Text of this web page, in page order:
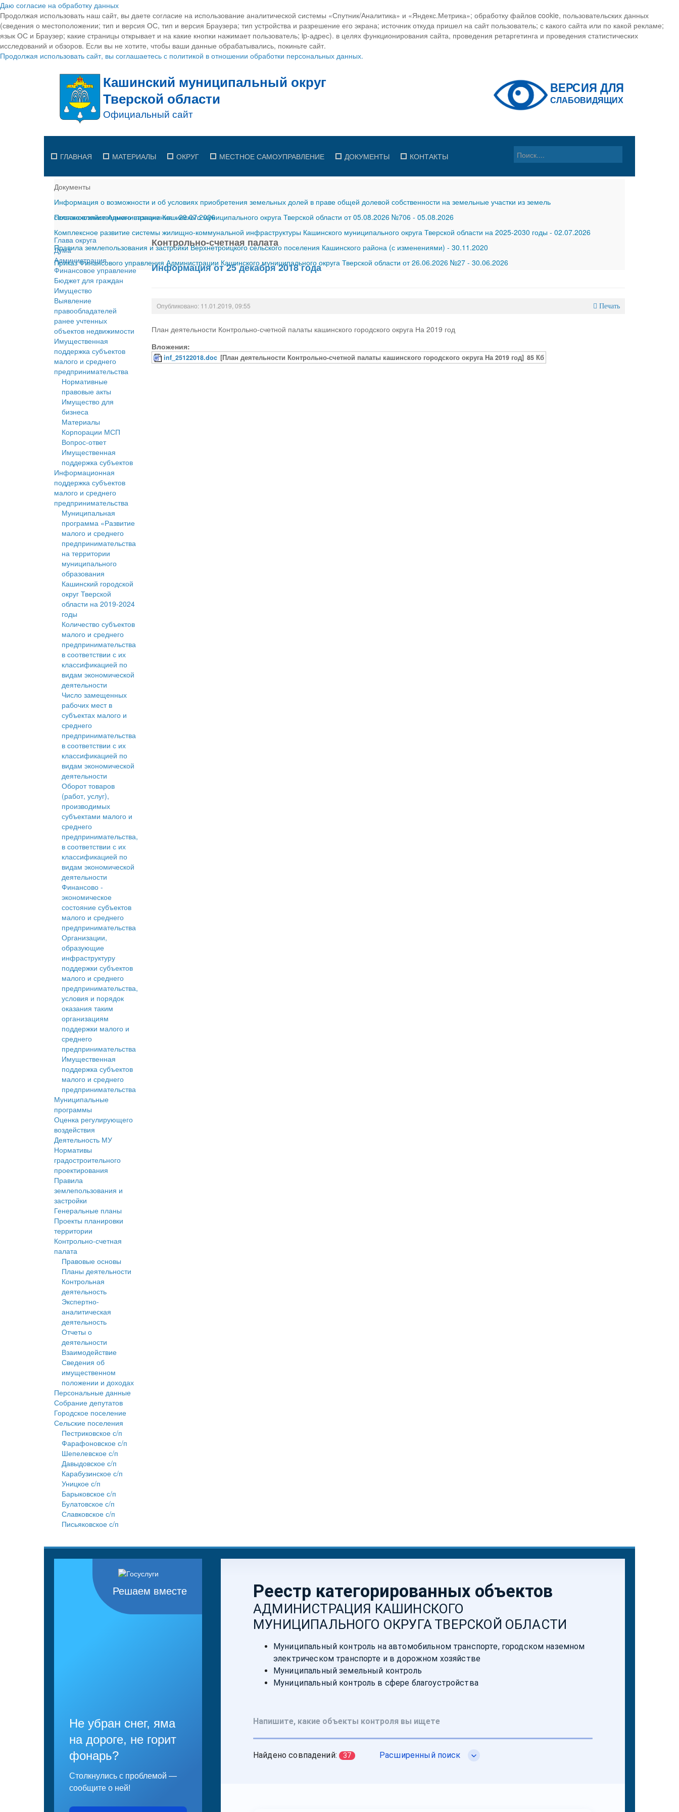
Даю согласие на обработку данных
Продолжая использовать наш сайт, вы даете согласие на использование аналитической системы «Спутник/Аналитика» и «Яндекс.Метрика»; обработку файлов cookie, пользовательских данных
(сведения о местоположении; тип и версия ОС, тип и версия Браузера; тип устройства и разрешение его экрана; источник откуда пришел на сайт пользователь; с какого сайта или по какой рекламе;
язык ОС и Браузер; какие страницы открывает и на какие кнопки нажимает пользователь; ip-адрес). в целях функционирования сайта, проведения ретаргетинга и проведения статистических
исследований и обзоров. Если вы не хотите, чтобы ваши данные обрабатывались, покиньте сайт.
Продолжая использовать сайт, вы соглашаетесь с политикой в отношении обработки персональных данных.
ГЛАВНАЯ МАТЕРИАЛЫ ОКРУГ МЕСТНОЕ САМОУПРАВЛЕНИЕ ДОКУМЕНТЫ КОНТАКТЫ
Документы
Информация о возможности и об условиях приобретения земельных долей в праве общей долевой собственности на земельные участки из земель
сельскохозяйственного назначения-29.07.2026
Постановление Администрации Кашинского муниципального округа Тверской области от 05.08.2026 №706 - 05.08.2026
Комплексное развитие системы жилищно-коммунальной инфраструктуры Кашинского муниципального округа Тверской области на 2025-2030 годы - 02.07.2026
Правила землепользования и застройки Верхнетроицкого сельского поселения Кашинского района (с изменениями) - 30.11.2020
Приказ Финансового управления Администрации Кашинского муниципального округа Тверской области от 26.06.2026 №27 - 30.06.2026
Глава округа
Дума
Администрация
Финансовое управление
Бюджет для граждан
Имущество
Выявление
правообладателей
ранее учтенных
объектов недвижимости
Имущественная
поддержка субъектов
малого и среднего
предпринимательства
Нормативные
правовые акты
Имущество для
бизнеса
Материалы
Корпорации МСП
Вопрос-ответ
Имущественная
поддержка субъектов
Информационная
поддержка субъектов
малого и среднего
предпринимательства
Муниципальная
программа «Развитие
малого и среднего
предпринимательства
на территории
муниципального
образования
Кашинский городской
округ Тверской
области на 2019-2024
годы
Количество субъектов
малого и среднего
предпринимательства
в соответствии с их
классификацией по
видам экономической
деятельности
Число замещенных
рабочих мест в
субъектах малого и
среднего
предпринимательства
в соответствии с их
классификацией по
видам экономической
деятельности
Оборот товаров
(работ, услуг),
производимых
субъектами малого и
среднего
предпринимательства,
в соответствии с их
классификацией по
видам экономической
деятельности
Финансово -
экономическое
состояние субъектов
малого и среднего
предпринимательства
Организации,
образующие
инфраструктуру
поддержки субъектов
малого и среднего
предпринимательства,
условия и порядок
оказания таким
организациям
поддержки малого и
среднего
предпринимательства
Имущественная
поддержка субъектов
малого и среднего
предпринимательства
Муниципальные
программы
Оценка регулирующего
воздействия
Деятельность МУ
Нормативы
градостроительного
проектирования
Правила
землепользования и
застройки
Генеральные планы
Проекты планировки
территории
Контрольно-счетная
палата
Правовые основы
Планы деятельности
Контрольная
деятельность
Экспертно-
аналитическая
деятельность
Отчеты о
деятельности
Взаимодействие
Сведения об
имущественном
положении и доходах
Персональные данные
Собрание депутатов
Городское поселение
Сельские поселения
Пестриковское с/п
Фарафоновское с/п
Шепелевское с/п
Давыдовское с/п
Карабузинское с/п
Уницкое с/п
Барыковское с/п
Булатовское с/п
Славковское с/п
Письяковское с/п
Контрольно-счетная палата
Информация от 25 декабря 2018 года
Опубликовано: 11.01.2019, 09:55 Печать
План деятельности Контрольно-счетной палаты кашинского городского округа На 2019 год
Вложения:
inf_25122018.doc [План деятельности Контрольно-счетной палаты кашинского городского округа На 2019 год] 85 Кб
Решаем вместе
Не убран снег, яма
на дороге, не горит
фонарь?
Столкнулись с проблемой —
сообщите о ней!